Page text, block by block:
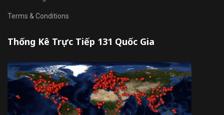
Terms & Conditions
Thống Kê Trực Tiếp 131 Quốc Gia